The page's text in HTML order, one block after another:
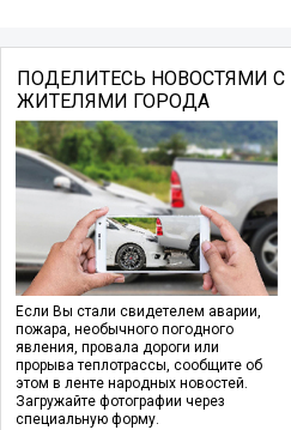
ПОДЕЛИТЕСЬ НОВОСТЯМИ С
ЖИТЕЛЯМИ ГОРОДА
Если Вы стали свидетелем аварии,
пожара, необычного погодного
явления, провала дороги или
прорыва теплотрассы, сообщите об
этом в ленте народных новостей.
Загружайте фотографии через
специальную форму.